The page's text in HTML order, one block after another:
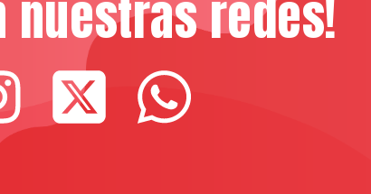
nuestras redes!